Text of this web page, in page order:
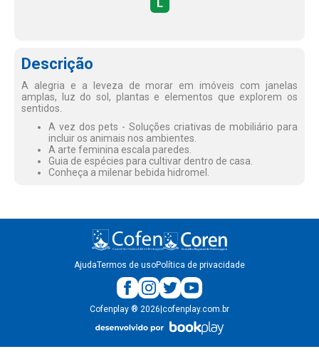
L
Descrição
A alegria e a leveza de morar em imóveis com janelas
amplas, luz do sol, plantas e elementos que explorem os
sentidos.
A vez dos pets - Soluções criativas de mobiliário para
incluir os animais nos ambientes.
A arte feminina escala paredes.
Guia de espécies para cultivar dentro de casa.
Conheça a milenar bebida hidromel.
AjudaTermos de usoPolítica de privacidade
Cofenplay ® 2026 cofenplay.com.br